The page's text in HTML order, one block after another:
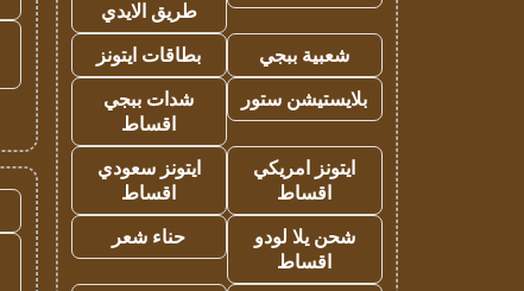
طريق الايدي
شعبية ببجي
بطاقات ايتونز
بلايستيشن ستور
شدات ببجي
اقساط
ايتونز امريكي
اقساط
ايتونز سعودي
اقساط
شحن يلا لودو
اقساط
حناء شعر